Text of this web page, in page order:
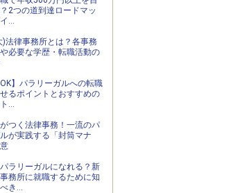
2つの道到達ロードマッ
…
)法律事務所とは？各事務
必要な学歴・転職活動の
OK】パラリーガルへの転職
るポイントとおすすめの
…
つく法律事務！一流のパ
が実践する「封筒マナ
ラリーガルになれる？新
務所に就職するために知
き…